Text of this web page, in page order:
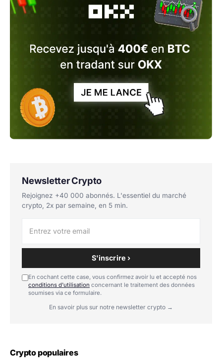
Newsletter Crypto
Rejoignez +40 000 abonnés. L'essentiel du marché
crypto, 2x par semaine, en 5 min.
S'inscrire ›
En cochant cette case, vous confirmez avoir lu et accepté nos
conditions d'utilisation concernant le traitement des données
soumises via ce formulaire.
En savoir plus sur notre newsletter crypto →
Crypto populaires